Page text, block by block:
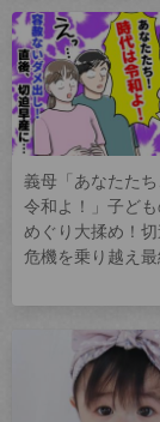
義母「あなたた
令和よ！」子ど
めぐり大揉め！
危機を乗り越え